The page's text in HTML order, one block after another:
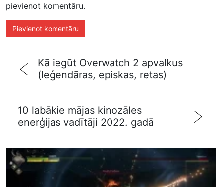
pievienot komentāru.
Kā iegūt Overwatch 2 apvalkus
(leģendāras, episkas, retas)
10 labākie mājas kinozāles
enerģijas vadītāji 2022. gadā